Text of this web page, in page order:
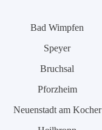
Bad Wimpfen
Speyer
Bruchsal
Pforzheim
Neuenstadt am Kocher